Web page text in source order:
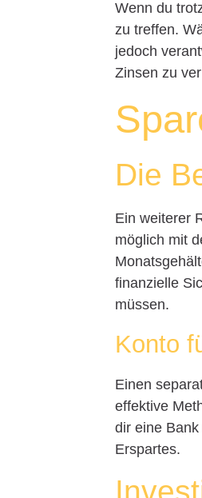
Wenn du
zu treffen.
jedoch
Zinsen zu
Die
Ein weiterer
möglich mit
finanzielle
müssen.
Konto
Einen
effektive
dir eine
Erspartes.